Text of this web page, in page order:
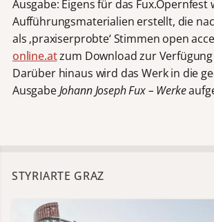
Ausgabe: Eigens für das
Aufführungsmaterialien erstellt, die
als ‚praxiserprobte‘ Stimmen open
online.atzum Download zur
Darüber hinaus wird das Werk in die
AusgabeJohann Joseph Fux – Werke
STYRIARTE GRAZ